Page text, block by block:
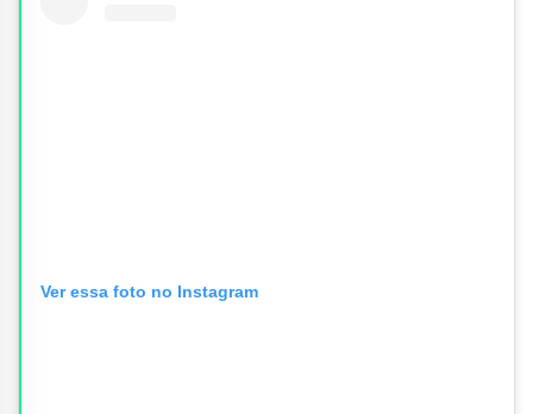
Ver essa foto no Instagram